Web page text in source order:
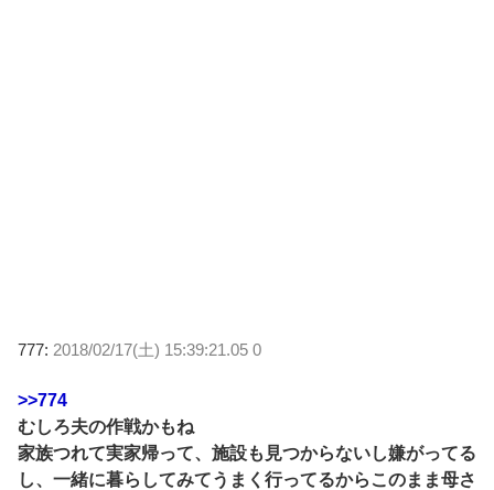
777: 2018/02/17(土) 15:39:21.05 0
>>774
むしろ夫の作戦かもね
家族つれて実家帰って、施設も見つからないし嫌がってる
し、一緒に暮らしてみてうまく行ってるからこのまま母さ